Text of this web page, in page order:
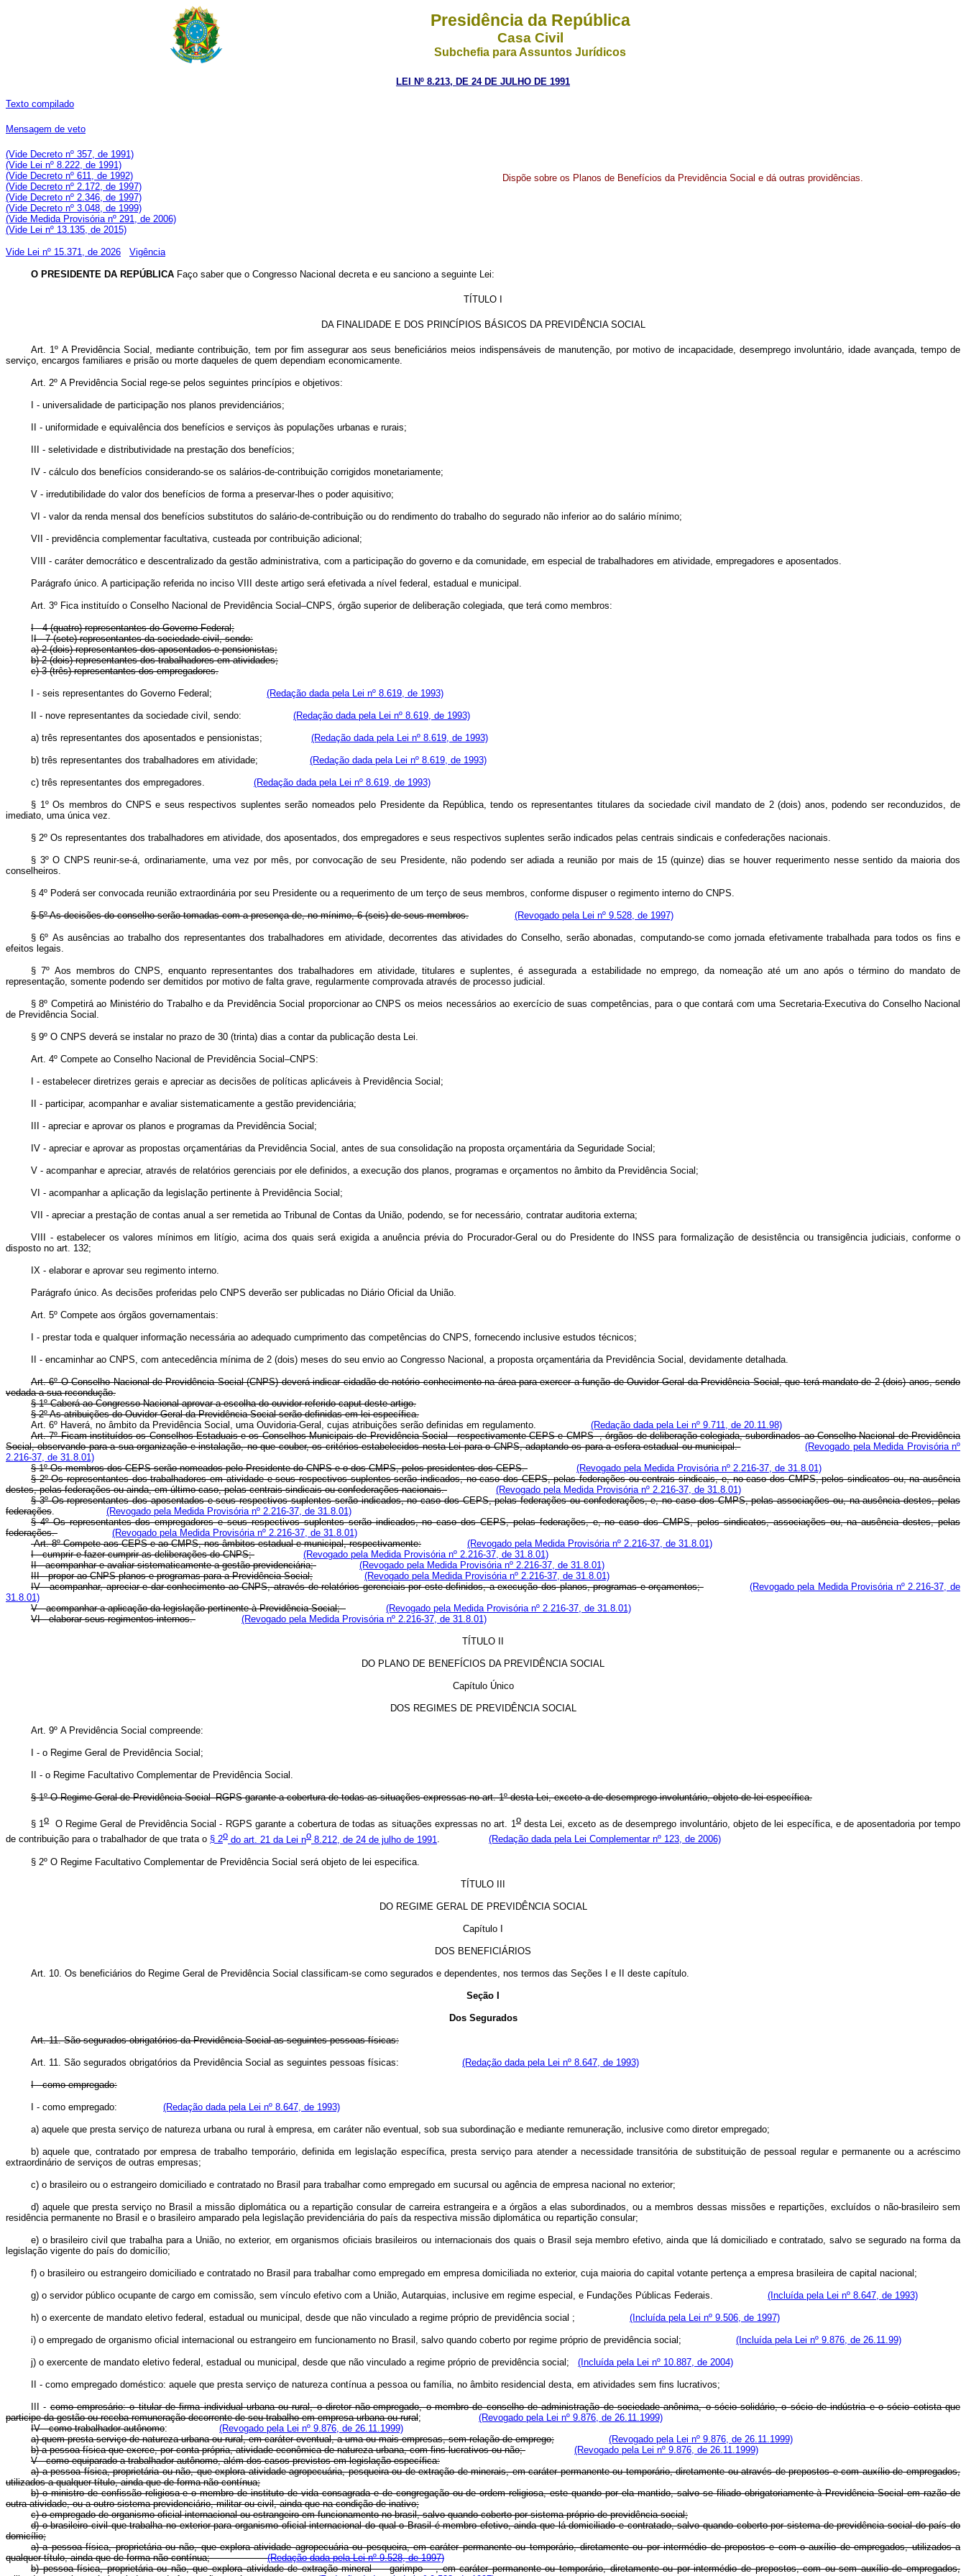
Presidência da República
Casa Civil
Subchefia para Assuntos Jurídicos
LEI Nº 8.213, DE 24 DE JULHO DE 1991
Texto compilado
Mensagem de veto
(Vide Decreto nº 357, de 1991)
(Vide Lei nº 8.222, de 1991)
(Vide Decreto nº 611, de 1992)
(Vide Decreto nº 2.172, de 1997)
(Vide Decreto nº 2.346, de 1997)
(Vide Decreto nº 3.048, de 1999)
(Vide Medida Provisória nº 291, de 2006)
(Vide Lei nº 13.135, de 2015)
Vide Lei nº 15.371, de 2026 Vigência
Dispõe sobre os Planos de Benefícios da Previdência Social e dá outras providências.
O PRESIDENTE DA REPÚBLICA Faço saber que o Congresso Nacional decreta e eu sanciono a seguinte Lei:
TÍTULO I
DA FINALIDADE E DOS PRINCÍPIOS BÁSICOS DA PREVIDÊNCIA SOCIAL
Art. 1º A Previdência Social, mediante contribuição, tem por fim assegurar aos seus beneficiários meios indispensáveis de manutenção, por motivo de incapacidade, desemprego involuntário, idade avançada, tempo de
serviço, encargos familiares e prisão ou morte daqueles de quem dependiam economicamente.
Art. 2º A Previdência Social rege-se pelos seguintes princípios e objetivos:
I - universalidade de participação nos planos previdenciários;
II - uniformidade e equivalência dos benefícios e serviços às populações urbanas e rurais;
III - seletividade e distributividade na prestação dos benefícios;
IV - cálculo dos benefícios considerando-se os salários-de-contribuição corrigidos monetariamente;
V - irredutibilidade do valor dos benefícios de forma a preservar-lhes o poder aquisitivo;
VI - valor da renda mensal dos benefícios substitutos do salário-de-contribuição ou do rendimento do trabalho do segurado não inferior ao do salário mínimo;
VII - previdência complementar facultativa, custeada por contribuição adicional;
VIII - caráter democrático e descentralizado da gestão administrativa, com a participação do governo e da comunidade, em especial de trabalhadores em atividade, empregadores e aposentados.
Parágrafo único. A participação referida no inciso VIII deste artigo será efetivada a nível federal, estadual e municipal.
Art. 3º Fica instituído o Conselho Nacional de Previdência Social–CNPS, órgão superior de deliberação colegiada, que terá como membros:
I - 4 (quatro) representantes do Governo Federal;
I - 7 (sete) representantes da sociedade civil, sendo:
a) 2 (dois) representantes dos aposentados e pensionistas;
b) 2 (dois) representantes dos trabalhadores em atividades;
c) 3 (três) representantes dos empregadores.
I - seis representantes do Governo Federal; (Redação dada pela Lei nº 8.619, de 1993)
II - nove representantes da sociedade civil, sendo: (Redação dada pela Lei nº 8.619, de 1993)
a) três representantes dos aposentados e pensionistas; (Redação dada pela Lei nº 8.619, de 1993)
b) três representantes dos trabalhadores em atividade; (Redação dada pela Lei nº 8.619, de 1993)
c) três representantes dos empregadores. (Redação dada pela Lei nº 8.619, de 1993)
§ 1º Os membros do CNPS e seus respectivos suplentes serão nomeados pelo Presidente da República, tendo os representantes titulares da sociedade civil mandato de 2 (dois) anos, podendo ser reconduzidos, de
imediato, uma única vez.
§ 2º Os representantes dos trabalhadores em atividade, dos aposentados, dos empregadores e seus respectivos suplentes serão indicados pelas centrais sindicais e confederações nacionais.
§ 3º O CNPS reunir-se-á, ordinariamente, uma vez por mês, por convocação de seu Presidente, não podendo ser adiada a reunião por mais de 15 (quinze) dias se houver requerimento nesse sentido da maioria dos
conselheiros.
§ 4º Poderá ser convocada reunião extraordinária por seu Presidente ou a requerimento de um terço de seus membros, conforme dispuser o regimento interno do CNPS.
§ 5º As decisões do conselho serão tomadas com a presença de, no mínimo, 6 (seis) de seus membros. (Revogado pela Lei nº 9.528, de 1997)
§ 6º As ausências ao trabalho dos representantes dos trabalhadores em atividade, decorrentes das atividades do Conselho, serão abonadas, computando-se como jornada efetivamente trabalhada para todos os fins e
efeitos legais.
§ 7º Aos membros do CNPS, enquanto representantes dos trabalhadores em atividade, titulares e suplentes, é assegurada a estabilidade no emprego, da nomeação até um ano após o término do mandato de
representação, somente podendo ser demitidos por motivo de falta grave, regularmente comprovada através de processo judicial.
§ 8º Competirá ao Ministério do Trabalho e da Previdência Social proporcionar ao CNPS os meios necessários ao exercício de suas competências, para o que contará com uma Secretaria-Executiva do Conselho Nacional
de Previdência Social.
§ 9º O CNPS deverá se instalar no prazo de 30 (trinta) dias a contar da publicação desta Lei.
Art. 4º Compete ao Conselho Nacional de Previdência Social–CNPS:
I - estabelecer diretrizes gerais e apreciar as decisões de políticas aplicáveis à Previdência Social;
II - participar, acompanhar e avaliar sistematicamente a gestão previdenciária;
III - apreciar e aprovar os planos e programas da Previdência Social;
IV - apreciar e aprovar as propostas orçamentárias da Previdência Social, antes de sua consolidação na proposta orçamentária da Seguridade Social;
V - acompanhar e apreciar, através de relatórios gerenciais por ele definidos, a execução dos planos, programas e orçamentos no âmbito da Previdência Social;
VI - acompanhar a aplicação da legislação pertinente à Previdência Social;
VII - apreciar a prestação de contas anual a ser remetida ao Tribunal de Contas da União, podendo, se for necessário, contratar auditoria externa;
VIII - estabelecer os valores mínimos em litígio, acima dos quais será exigida a anuência prévia do Procurador-Geral ou do Presidente do INSS para formalização de desistência ou transigência judiciais, conforme o
disposto no art. 132;
IX - elaborar e aprovar seu regimento interno.
Parágrafo único. As decisões proferidas pelo CNPS deverão ser publicadas no Diário Oficial da União.
Art. 5º Compete aos órgãos governamentais:
I - prestar toda e qualquer informação necessária ao adequado cumprimento das competências do CNPS, fornecendo inclusive estudos técnicos;
II - encaminhar ao CNPS, com antecedência mínima de 2 (dois) meses do seu envio ao Congresso Nacional, a proposta orçamentária da Previdência Social, devidamente detalhada.
Art. 6º O Conselho Nacional de Previdência Social (CNPS) deverá indicar cidadão de notório conhecimento na área para exercer a função de Ouvidor Geral da Previdência Social, que terá mandato de 2 (dois) anos, sendo
vedada a sua recondução.
§ 1º Caberá ao Congresso Nacional aprovar a escolha do ouvidor referido caput deste artigo.
§ 2º As atribuições do Ouvidor Geral da Previdência Social serão definidas em lei específica.
Art. 6º Haverá, no âmbito da Previdência Social, uma Ouvidoria-Geral, cujas atribuições serão definidas em regulamento. (Redação dada pela Lei nº 9.711, de 20.11.98)
Art. 7º Ficam instituídos os Conselhos Estaduais e os Conselhos Municipais de Previdência Social - respectivamente CEPS e CMPS -, órgãos de deliberação colegiada, subordinados ao Conselho Nacional de Previdência
Social, observando para a sua organização e instalação, no que couber, os critérios estabelecidos nesta Lei para o CNPS, adaptando-os para a esfera estadual ou municipal.
(Revogado pela Medida Provisória nº
2.216-37, de 31.8.01)
§ 1º Os membros dos CEPS serão nomeados pelo Presidente do CNPS e o dos CMPS, pelos presidentes dos CEPS.
(Revogado pela Medida Provisória nº 2.216-37, de 31.8.01)
§ 2º Os representantes dos trabalhadores em atividade e seus respectivos suplentes serão indicados, no caso dos CEPS, pelas federações ou centrais sindicais, e, no caso dos CMPS, pelos sindicatos ou, na ausência
destes, pelas federações ou ainda, em último caso, pelas centrais sindicais ou confederações nacionais.
(Revogado pela Medida Provisória nº 2.216-37, de 31.8.01)
§ 3º Os representantes dos aposentados e seus respectivos suplentes serão indicados, no caso dos CEPS, pelas federações ou confederações, e, no caso dos CMPS, pelas associações ou, na ausência destes, pelas
federações. (Revogado pela Medida Provisória nº 2.216-37, de 31.8.01)
§ 4º Os representantes dos empregadores e seus respectivos suplentes serão indicados, no caso dos CEPS, pelas federações, e, no caso dos CMPS, pelos sindicatos, associações ou, na ausência destes, pelas
federações.
(Revogado pela Medida Provisória nº 2.216-37, de 31.8.01)
Art. 8º Compete aos CEPS e ao CMPS, nos âmbitos estadual e municipal, respectivamente:
(Revogado pela Medida Provisória nº 2.216-37, de 31.8.01)
I - cumprir e fazer cumprir as deliberações do CNPS;
(Revogado pela Medida Provisória nº 2.216-37, de 31.8.01)
II - acompanhar e avaliar sistematicamente a gestão previdenciária;
(Revogado pela Medida Provisória nº 2.216-37, de 31.8.01)
III - propor ao CNPS planos e programas para a Previdência Social;
(Revogado pela Medida Provisória nº 2.216-37, de 31.8.01)
IV - acompanhar, apreciar e dar conhecimento ao CNPS, através de relatórios gerenciais por este definidos, a execução dos planos, programas e orçamentos;
(Revogado pela Medida Provisória nº 2.216-37, de
31.8.01)
V - acompanhar a aplicação da legislação pertinente à Previdência Social;
(Revogado pela Medida Provisória nº 2.216-37, de 31.8.01)
VI - elaborar seus regimentos internos.
(Revogado pela Medida Provisória nº 2.216-37, de 31.8.01)
TÍTULO II
DO PLANO DE BENEFÍCIOS DA PREVIDÊNCIA SOCIAL
Capítulo Único
DOS REGIMES DE PREVIDÊNCIA SOCIAL
Art. 9º A Previdência Social compreende:
I - o Regime Geral de Previdência Social;
II - o Regime Facultativo Complementar de Previdência Social.
§ 1º O Regime Geral de Previdência Social–RGPS garante a cobertura de todas as situações expressas no art. 1º desta Lei, exceto a de desemprego involuntário, objeto de lei específica.
§ 1oO Regime Geral de Previdência Social - RGPS garante a cobertura de todas as situações expressas no art. 1odesta Lei, exceto as de desemprego involuntário, objeto de lei específica, e de aposentadoria por tempo
de contribuição para o trabalhador de que trata o § 2o do art. 21 da Lei no 8.212, de 24 de julho de 1991 . (Redação dada pela Lei Complementar nº 123, de 2006)
§ 2º O Regime Facultativo Complementar de Previdência Social será objeto de lei especifica.
TÍTULO III
DO REGIME GERAL DE PREVIDÊNCIA SOCIAL
Capítulo I
DOS BENEFICIÁRIOS
Art. 10. Os beneficiários do Regime Geral de Previdência Social classificam-se como segurados e dependentes, nos termos das Seções I e II deste capítulo.
Seção I
Dos Segurados
Art. 11. São segurados obrigatórios da Previdência Social as seguintes pessoas físicas:
Art. 11. São segurados obrigatórios da Previdência Social as seguintes pessoas físicas: (Redação dada pela Lei nº 8.647, de 1993)
I - como empregado:
I - como empregado: (Redação dada pela Lei nº 8.647, de 1993)
a) aquele que presta serviço de natureza urbana ou rural à empresa, em caráter não eventual, sob sua subordinação e mediante remuneração, inclusive como diretor empregado;
b) aquele que, contratado por empresa de trabalho temporário, definida em legislação específica, presta serviço para atender a necessidade transitória de substituição de pessoal regular e permanente ou a acréscimo
extraordinário de serviços de outras empresas;
c) o brasileiro ou o estrangeiro domiciliado e contratado no Brasil para trabalhar como empregado em sucursal ou agência de empresa nacional no exterior;
d) aquele que presta serviço no Brasil a missão diplomática ou a repartição consular de carreira estrangeira e a órgãos a elas subordinados, ou a membros dessas missões e repartições, excluídos o não-brasileiro sem
residência permanente no Brasil e o brasileiro amparado pela legislação previdenciária do país da respectiva missão diplomática ou repartição consular;
e) o brasileiro civil que trabalha para a União, no exterior, em organismos oficiais brasileiros ou internacionais dos quais o Brasil seja membro efetivo, ainda que lá domiciliado e contratado, salvo se segurado na forma da
legislação vigente do país do domicílio;
f) o brasileiro ou estrangeiro domiciliado e contratado no Brasil para trabalhar como empregado em empresa domiciliada no exterior, cuja maioria do capital votante pertença a empresa brasileira de capital nacional;
g) o servidor público ocupante de cargo em comissão, sem vínculo efetivo com a União, Autarquias, inclusive em regime especial, e Fundações Públicas Federais. (Incluída pela Lei nº 8.647, de 1993)
h) o exercente de mandato eletivo federal, estadual ou municipal, desde que não vinculado a regime próprio de previdência social ; (Incluída pela Lei nº 9.506, de 1997)
i) o empregado de organismo oficial internacional ou estrangeiro em funcionamento no Brasil, salvo quando coberto por regime próprio de previdência social; (Incluída pela Lei nº 9.876, de 26.11.99)
j) o exercente de mandato eletivo federal, estadual ou municipal, desde que não vinculado a regime próprio de previdência social; (Incluída pela Lei nº 10.887, de 2004)
II - como empregado doméstico: aquele que presta serviço de natureza contínua a pessoa ou família, no âmbito residencial desta, em atividades sem fins lucrativos;
III -como empresário: o titular de firma individual urbana ou rural, o diretor não-empregado, o membro de conselho de administração de sociedade anônima, o sócio solidário, o sócio de indústria e o sócio cotista que
participe da gestão ou receba remuneração decorrente de seu trabalho em empresa urbana ou rural; (Revogado pela Lei nº 9.876, de 26.11.1999)
IV - como trabalhador autônomo: (Revogado pela Lei nº 9.876, de 26.11.1999)
a) quem presta serviço de natureza urbana ou rural, em caráter eventual, a uma ou mais empresas, sem relação de emprego;
(Revogado pela Lei nº 9.876, de 26.11.1999)
b) a pessoa física que exerce, por conta própria, atividade econômica de natureza urbana, com fins lucrativos ou não;
(Revogado pela Lei nº 9.876, de 26.11.1999)
V - como equiparado a trabalhador autônomo, além dos casos previstos em legislação específica:
a) a pessoa física, proprietária ou não, que explora atividade agropecuária, pesqueira ou de extração de minerais, em caráter permanente ou temporário, diretamente ou através de prepostos e com auxílio de empregados,
utilizados a qualquer título, ainda que de forma não contínua;
b) o ministro de confissão religiosa e o membro de instituto de vida consagrada e de congregação ou de ordem religiosa, este quando por ela mantido, salvo se filiado obrigatoriamente à Previdência Social em razão de
outra atividade, ou a outro sistema previdenciário, militar ou civil, ainda que na condição de inativo;
c) o empregado de organismo oficial internacional ou estrangeiro em funcionamento no brasil, salvo quando coberto por sistema próprio de previdência social;
d) o brasileiro civil que trabalha no exterior para organismo oficial internacional do qual o Brasil é membro efetivo, ainda que lá domiciliado e contratado, salvo quando coberto por sistema de previdência social do país do
domicílio;
a) a pessoa física, proprietária ou não, que explora atividade agropecuária ou pesqueira, em caráter permanente ou temporário, diretamente ou por intermédio de prepostos e com o auxílio de empregados, utilizados a
qualquer título, ainda que de forma não contínua;(Redação dada pela Lei nº 9.528, de 1997)
b) pessoa física, proprietária ou não, que explora atividade de extração mineral — garimpo —, em caráter permanente ou temporário, diretamente ou por intermédio de prepostos, com ou sem auxílio de empregados,